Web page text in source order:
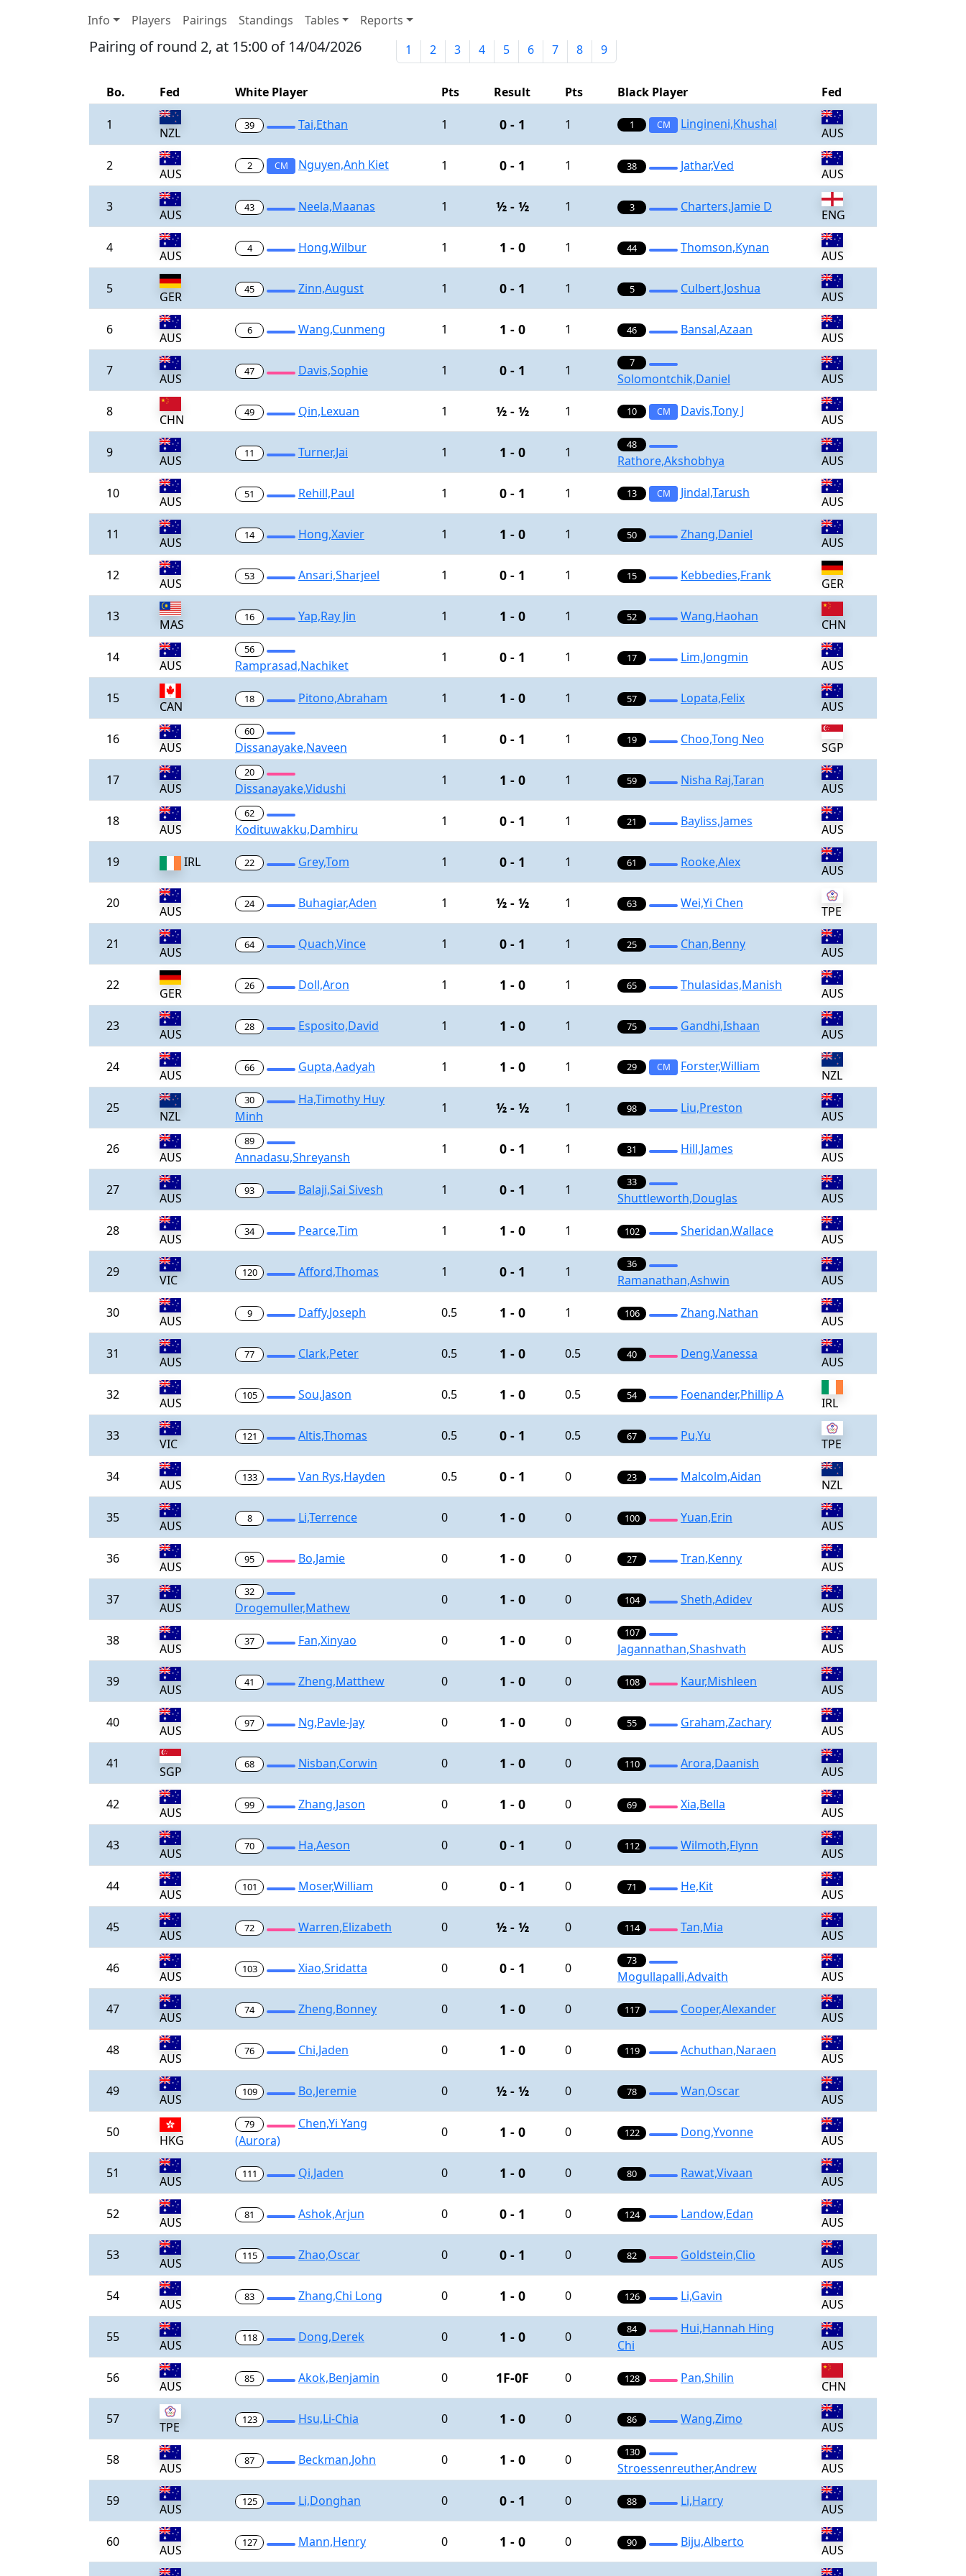
Info Players Pairings Standings Tables Reports
Pairing of round 2, at 15:00 of 14/04/2026 1 2 3 4 5 6 7 8 9
Bo. Fed White Player Pts Result Pts Black Player Fed
1
NZL 39 Tai,Ethan 1 0 - 1 1 1 CM Lingineni,Khushal
AUS
2
AUS
2 CM Nguyen,Anh Kiet 1 0 - 1 1 38 Jathar,Ved
AUS
3
AUS 43 Neela,Maanas 1 ½ - ½ 1 3 Charters,Jamie D
ENG
4
AUS 4 Hong,Wilbur 1 1 - 0 1 44 Thomson,Kynan
AUS
5
GER 45 Zinn,August 1 0 - 1 1 5 Culbert,Joshua
AUS
6
AUS 6 Wang,Cunmeng 1 1 - 0 1 46 Bansal,Azaan
AUS
7
AUS 47 Davis,Sophie 1 0 - 1 1 7
Solomontchik,Daniel AUS
8
CHN 49 Qin,Lexuan 1 ½ - ½ 1 10 CM Davis,Tony J
AUS
9
AUS 11 Turner,Jai 1 1 - 0 1 48
Rathore,Akshobhya AUS
10
AUS 51 Rehill,Paul 1 0 - 1 1 13 CM Jindal,Tarush
AUS
11
AUS 14 Hong,Xavier 1 1 - 0 1 50 Zhang,Daniel
AUS
12
AUS 53 Ansari,Sharjeel 1 0 - 1 1 15 Kebbedies,Frank
GER
13
MAS 16 Yap,Ray Jin 1 1 - 0 1 52 Wang,Haohan
CHN
14
AUS
56
Ramprasad,Nachiket
1 0 - 1 1 17 Lim,Jongmin
AUS
15
CAN 18 Pitono,Abraham 1 1 - 0 1 57 Lopata,Felix
AUS
16
AUS
60
Dissanayake,Naveen
1 0 - 1 1 19 Choo,Tong Neo
SGP
17
AUS
20
Dissanayake,Vidushi
1 1 - 0 1 59 Nisha Raj,Taran
AUS
18
AUS
62
Kodituwakku,Damhiru
1 0 - 1 1 21 Bayliss,James
AUS
19 IRL 22 Grey,Tom 1 0 - 1 1 61 Rooke,Alex
AUS
20
AUS 24 Buhagiar,Aden 1 ½ - ½ 1 63 Wei,Yi Chen
TPE
21
AUS 64 Quach,Vince 1 0 - 1 1 25 Chan,Benny
AUS
22
GER 26 Doll,Aron 1 1 - 0 1 65 Thulasidas,Manish
AUS
23
AUS 28 Esposito,David 1 1 - 0 1 75 Gandhi,Ishaan
AUS
24
AUS 66 Gupta,Aadyah 1 1 - 0 1 29 CM Forster,William
NZL
25
NZL
30
Ha,Timothy Huy
Minh
1 ½ - ½ 1 98 Liu,Preston
AUS
26
AUS
89
Annadasu,Shreyansh
1 0 - 1 1 31 Hill,James
AUS
27
AUS 93 Balaji,Sai Sivesh 1 0 - 1 1 33
Shuttleworth,Douglas AUS
28
AUS 34 Pearce,Tim 1 1 - 0 1 102 Sheridan,Wallace
AUS
29
VIC 120 Afford,Thomas 1 0 - 1 1 36
Ramanathan,Ashwin AUS
30
AUS 9 Daffy,Joseph 0.5 1 - 0 1 106 Zhang,Nathan
AUS
31
AUS 77 Clark,Peter 0.5 1 - 0 0.5 40 Deng,Vanessa
AUS
32
AUS 105 Sou,Jason 0.5 1 - 0 0.5 54 Foenander,Phillip A
IRL
33
VIC 121 Altis,Thomas 0.5 0 - 1 0.5 67 Pu,Yu
TPE
34
AUS 133 Van Rys,Hayden 0.5 0 - 1 0 23 Malcolm,Aidan
NZL
35
AUS 8 Li,Terrence 0 1 - 0 0 100 Yuan,Erin
AUS
36
AUS 95 Bo,Jamie 0 1 - 0 0 27 Tran,Kenny
AUS
37
AUS
32
Drogemuller,Mathew
0 1 - 0 0 104 Sheth,Adidev
AUS
38
AUS 37 Fan,Xinyao 0 1 - 0 0 107
Jagannathan,Shashvath AUS
39
AUS 41 Zheng,Matthew 0 1 - 0 0 108 Kaur,Mishleen
AUS
40
AUS 97 Ng,Pavle-Jay 0 1 - 0 0 55 Graham,Zachary
AUS
41
SGP 68 Nisban,Corwin 0 1 - 0 0 110 Arora,Daanish
AUS
42
AUS 99 Zhang,Jason 0 1 - 0 0 69 Xia,Bella
AUS
43
AUS 70 Ha,Aeson 0 0 - 1 0 112 Wilmoth,Flynn
AUS
44
AUS 101 Moser,William 0 0 - 1 0 71 He,Kit
AUS
45
AUS 72 Warren,Elizabeth 0 ½ - ½ 0 114 Tan,Mia
AUS
46
AUS 103 Xiao,Sridatta 0 0 - 1 0 73
Mogullapalli,Advaith AUS
47
AUS 74 Zheng,Bonney 0 1 - 0 0 117 Cooper,Alexander
AUS
48
AUS 76 Chi,Jaden 0 1 - 0 0 119 Achuthan,Naraen
AUS
49
AUS 109 Bo,Jeremie 0 ½ - ½ 0 78 Wan,Oscar
AUS
50
HKG
79
Chen,Yi Yang
(Aurora)
0 1 - 0 0 122 Dong,Yvonne
AUS
51
AUS 111 Qi,Jaden 0 1 - 0 0 80 Rawat,Vivaan
AUS
52
AUS 81 Ashok,Arjun 0 0 - 1 0 124 Landow,Edan
AUS
53
AUS 115 Zhao,Oscar 0 0 - 1 0 82 Goldstein,Clio
AUS
54
AUS 83 Zhang,Chi Long 0 1 - 0 0 126 Li,Gavin
AUS
55
AUS 118 Dong,Derek 0 1 - 0 0 84
Hui,Hannah Hing
Chi
AUS
56
AUS 85 Akok,Benjamin 0 1F-0F 0 128 Pan,Shilin
CHN
57
TPE 123 Hsu,Li-Chia 0 1 - 0 0 86 Wang,Zimo
AUS
58
AUS 87 Beckman,John 0 1 - 0 0 130
Stroessenreuther,Andrew AUS
59
AUS 125 Li,Donghan 0 0 - 1 0 88 Li,Harry
AUS
60
AUS 127 Mann,Henry 0 1 - 0 0 90 Biju,Alberto
AUS